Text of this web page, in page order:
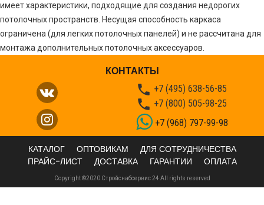
имеет характеристики, подходящие для создания недорогих
потолочных пространств. Несущая способность каркаса
ограничена (для легких потолочных панелей) и не рассчитана для
монтажа дополнительных потолочных аксессуаров.
КОНТАКТЫ
 +7 (495) 638-56-85
 +7 (800) 505-98-25
+7 (968) 797-99-98
КАТАЛОГ ОПТОВИКАМ
ДЛЯ СОТРУДНИЧЕСТВА
ПРАЙС-ЛИСТ
ДОСТАВКА ГАРАНТИИ ОПЛАТА
Copyright ©2020 Стройснабсервис 24 All rights reserved